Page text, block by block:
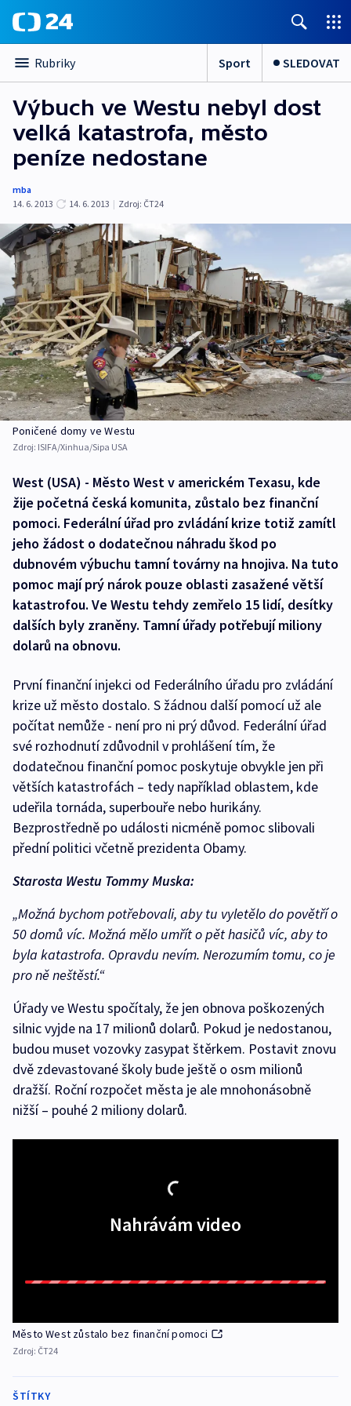
Rubriky Sport SLEDOVAT
Výbuch ve Westu nebyl dost
velká katastrofa, město
peníze nedostane
mba
14. 6. 2013
14. 6. 2013 | Zdroj: ČT24
Poničené domy ve Westu
Zdroj: ISIFA/Xinhua/Sipa USA
West (USA) - Město West v americkém Texasu, kde
žije početná česká komunita, zůstalo bez finanční
pomoci. Federální úřad pro zvládání krize totiž zamítl
jeho žádost o dodatečnou náhradu škod po
dubnovém výbuchu tamní továrny na hnojiva. Na tuto
pomoc mají prý nárok pouze oblasti zasažené větší
katastrofou. Ve Westu tehdy zemřelo 15 lidí, desítky
dalších byly zraněny. Tamní úřady potřebují miliony
dolarů na obnovu.
První finanční injekci od Federálního úřadu pro zvládání
krize už město dostalo. S žádnou další pomocí už ale
počítat nemůže - není pro ni prý důvod. Federální úřad
své rozhodnutí zdůvodnil v prohlášení tím, že
dodatečnou finanční pomoc poskytuje obvykle jen při
větších katastrofách – tedy například oblastem, kde
udeřila tornáda, superbouře nebo hurikány.
Bezprostředně po události nicméně pomoc slibovali
přední politici včetně prezidenta Obamy.
Starosta Westu Tommy Muska:
„Možná bychom potřebovali, aby tu vyletělo do povětří o
50 domů víc. Možná mělo umřít o pět hasičů víc, aby to
byla katastrofa. Opravdu nevím. Nerozumím tomu, co je
pro ně neštěstí.“
Úřady ve Westu spočítaly, že jen obnova poškozených
silnic vyjde na 17 milionů dolarů. Pokud je nedostanou,
budou muset vozovky zasypat štěrkem. Postavit znovu
dvě zdevastované školy bude ještě o osm milionů
dražší. Roční rozpočet města je ale mnohonásobně
nižší – pouhé 2 miliony dolarů.
Nahrávám video
Město West zůstalo bez finanční pomoci
Zdroj: ČT24
ŠTÍTKY